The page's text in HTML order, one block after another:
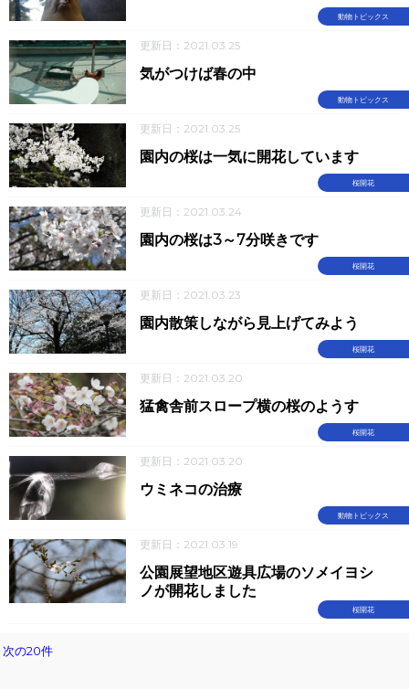
動物トピックス
更新日：2021.03.25
動物トピックス
気がつけば春の中
更新日：2021.03.25
桜開花
園内の桜は一気に開花しています
更新日：2021.03.24
桜開花
園内の桜は3～7分咲きです
更新日：2021.03.23
桜開花
園内散策しながら見上げてみよう
更新日：2021.03.20
桜開花
猛禽舎前スロープ横の桜のようす
更新日：2021.03.20
動物トピックス
ウミネコの治療
更新日：2021.03.19
桜開花
公園展望地区遊具広場のソメイヨシ
ノが開花しました
次の20件